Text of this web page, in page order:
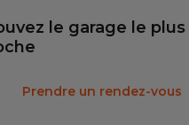
le garage le plus
Prendre un rendez-vous